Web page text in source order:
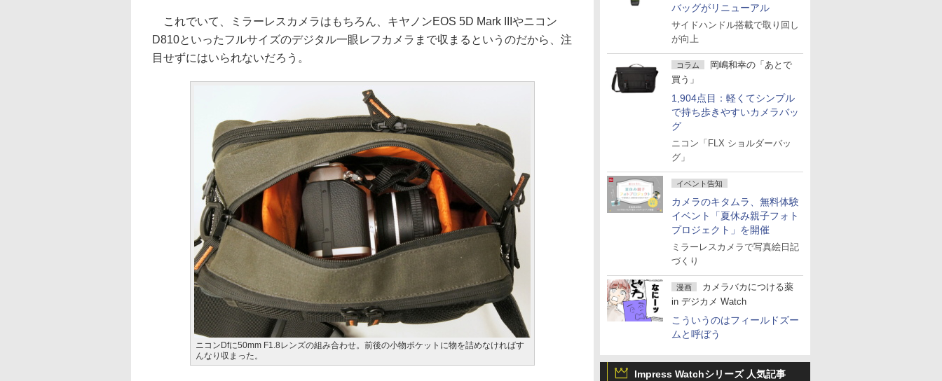
バッグがリニューアル
サイドハンドル搭載で取り回し
が向上
コラム
岡嶋和幸の「あとで
買う」
1,904点目：軽くてシンプル
で持ち歩きやすいカメラバッ
グ
ニコン「FLX ショルダーバッ
グ」
イベント告知
カメラのキタムラ、無料体験
イベント「夏休み親子フォト
プロジェクト」を開催
ミラーレスカメラで写真絵日記
づくり
漫画
カメラバカにつける薬
in デジカメ Watch
こういうのはフィールドズー
ムと呼ぼう
Impress Watchシリーズ 人気記事
これでいて、ミラーレスカメラはもちろん、キヤノンEOS 5D Mark IIIやニコン
D810といったフルサイズのデジタル一眼レフカメラまで収まるというのだから、注
目せずにはいられないだろう。
ニコンDfに50mm F1.8レンズの組み合わせ。前後の小物ポケットに物を詰めなければす
んなり収まった。